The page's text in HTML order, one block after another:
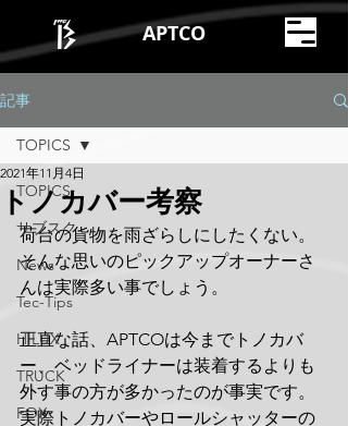
APTCO
記事
TOPICS
サブスク
News
Tec-Tips
HILUX
TRUCK
FOX
TOPICS
トノカバー考察
2021年11月4日
荷台の貨物を雨ざらしにしたくない。
そんな思いのピックアップオーナーさ
んは実際多い事でしょう。
正直な話、APTCOは今までトノカバ
ー、ベッドライナーは装着するよりも
外す事の方が多かったのが事実です。
実際トノカバーやロールシャッターの